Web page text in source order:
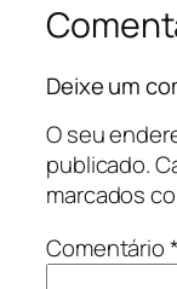
Deixe um
O seu
publicado.
marcados
Comentário*